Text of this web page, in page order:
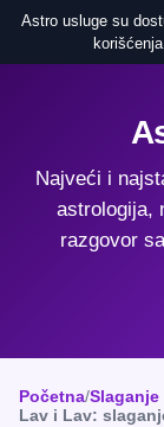
Astro usluge su
Najveći i
astrologija,
razgovor
Početna/
Lav i Lav: